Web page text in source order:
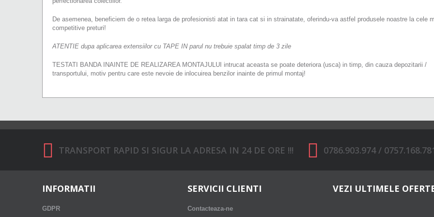
De asemenea, beneficiem de o retea larga de profesionisti atat in tara cat si in strainatate, oferindu-va astfel produsele noastre la cele
competitive preturi!
ATENTIE dupa aplicarea extensiilor cu TAPE IN parul nu trebuie spalat timp de 3 zile
TESTATI BANDA INAINTE DE REALIZAREA MONTAJULUI intrucat aceasta se poate deteriora (usca) in timp, din cauza depozitarii /
transportului, motiv pentru care este nevoie de inlocuirea benzilor inainte de primul montaj!
TRANSPORT RAPID SI SIGUR LA ADRESA IN 24 DE ORE !!! 0786.903.974 /
INFORMATII
GDPR
SERVICII CLIENTI
Contacteaza-ne
VEZI ULTIMELE